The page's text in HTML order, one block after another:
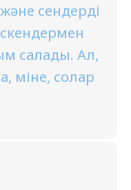
сендерді
салады. Ал,
міне, солар